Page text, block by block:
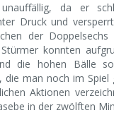
da er
Druck und
der
konnten
die hohen Bälle
man noch im
Aktionen
in der zwölften